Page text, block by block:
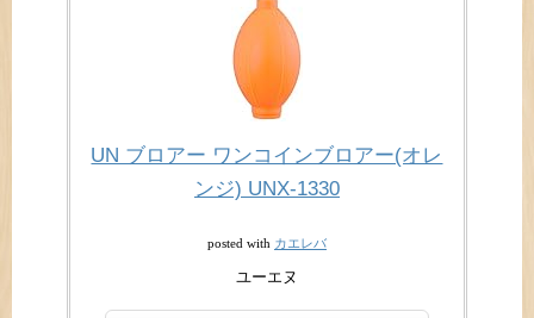
UN ブロアー ワンコインブロアー(オレ
ンジ) UNX-1330
posted with カエレバ
ユーエヌ